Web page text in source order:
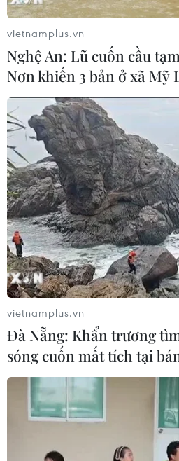
vietnamplus.vn
Nghệ An: Lũ cuốn cầu
Nơn khiến 3 bản ở xã Mỹ
vietnamplus.vn
Đà Nẵng: Khẩn trương
sóng cuốn mất tích tại